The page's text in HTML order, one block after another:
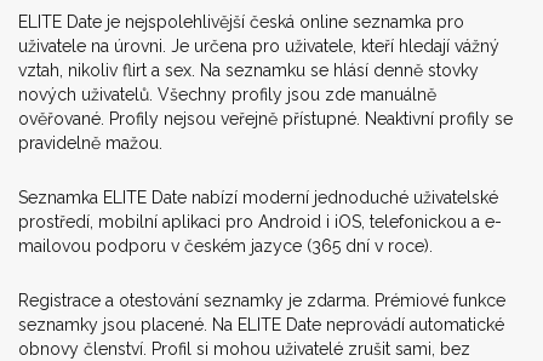
ELITE Date je nejspolehlivější česká online seznamka pro
uživatele na úrovni. Je určena pro uživatele, kteří hledají vážný
vztah, nikoliv flirt a sex. Na seznamku se hlásí denně stovky
nových uživatelů. Všechny profily jsou zde manuálně
ověřované. Profily nejsou veřejně přístupné. Neaktivní profily se
pravidelně mažou.
Seznamka ELITE Date nabízí moderní jednoduché uživatelské
prostředí, mobilní aplikaci pro Android i iOS, telefonickou a e-
mailovou podporu v českém jazyce (365 dní v roce).
Registrace a otestování seznamky je zdarma. Prémiové funkce
seznamky jsou placené. Na ELITE Date neprovádí automatické
obnovy členství. Profil si mohou uživatelé zrušit sami, bez